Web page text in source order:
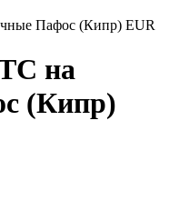
Пафос (Кипр) EUR
на
(Кипр)